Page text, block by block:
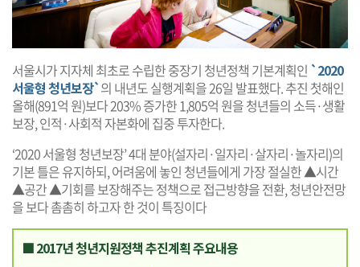
서울시가 지자체 최초로 수립한 중장기 청년정책 기본계획인 `2020
서울형 청년보장`의 내년도 실행계획을 26일 발표했다. 추진 첫해인
올해(891억 원)보다 203% 증가한 1,805억 원을 청년들의 소득·생활
보장, 인적·사회적 자본화에 집중 투자한다.
‘2020 서울형 청년보장’ 4대 분야(설자리·일자리·살자리·놀자리)의
기본 틀은 유지하되, 어려움에 놓인 청년들에게 가장 절실한 ▲시간
▲공간 ▲기회를 보장해주는 정책으로 접근방향을 전환, 청년안전망
을 보다 촘촘히 하고자 한 것이 특징이다
■ 2017년 청년지원정책 추진계획 주요내용